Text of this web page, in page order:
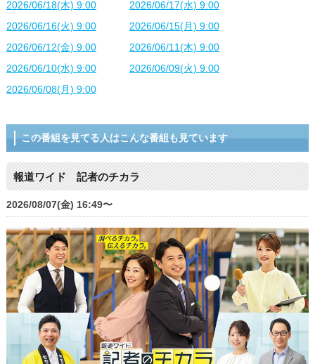
2026/06/18(木) 9:00
2026/06/17(水) 9:00
2026/06/16(火) 9:00
2026/06/15(月) 9:00
2026/06/12(金) 9:00
2026/06/11(木) 9:00
2026/06/10(水) 9:00
2026/06/09(火) 9:00
2026/06/08(月) 9:00
この番組を見てる人はこんな番組も見ています
報道ワイド 記者のチカラ
2026/08/07(金) 16:49〜